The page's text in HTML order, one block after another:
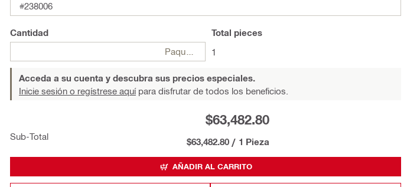
#238006
Cantidad
Paquetes
Total pieces
1
Acceda a su cuenta y descubra sus precios especiales.
Inicie sesión o regístrese aquípara disfrutar de todos los beneficios.
Sub-Total
$63,482.80
$63,482.80 / 1 Pieza
AÑADIR AL CARRITO